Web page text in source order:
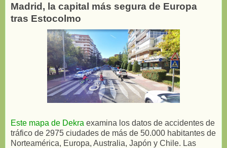
Madrid, la capital más segura de Europa
tras Estocolmo
Este mapa de Dekra examina los datos de accidentes de
tráfico de 2975 ciudades de más de 50.000 habitantes de
Norteamérica, Europa, Australia, Japón y Chile. Las